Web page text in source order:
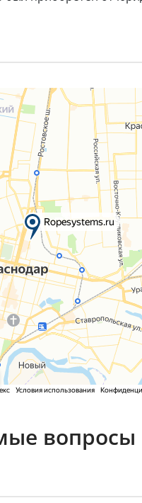
вопросы